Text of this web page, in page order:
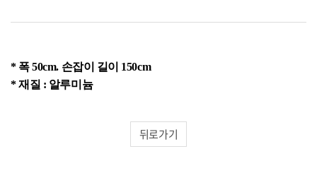
* 폭50cm. 손잡이 길이 150cm
*재질 : 알루미늄
뒤로가기